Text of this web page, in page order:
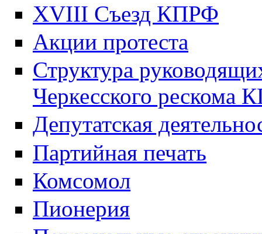
XVIII Cъезд КПРФ
Акции протеста
Структура
Черкесского рескома
Депутатская
Партийная печать
Комсомол
Пионерия